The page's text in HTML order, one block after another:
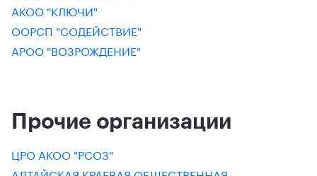
АКОО "КЛЮЧИ"
ООРСП "СОДЕЙСТВИЕ"
АРОО "ВОЗРОЖДЕНИЕ"
Прочие организации
ЦРО АКОО "РСОЗ"